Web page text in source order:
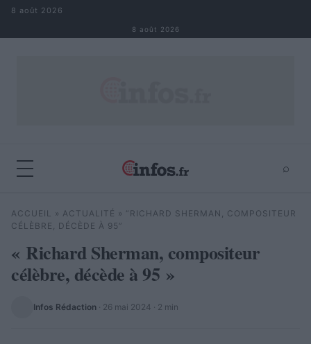
Aller au contenu
8 août 2026
8 août 2026
⌕
Rechercher ⌕ ×
ACCUEIL » ACTUALITÉ » “RICHARD SHERMAN, COMPOSITEUR
CÉLÈBRE, DÉCÈDE À 95”
« Richard Sherman, compositeur
célèbre, décède à 95 »
Infos Rédaction · 26 mai 2024 · 2 min